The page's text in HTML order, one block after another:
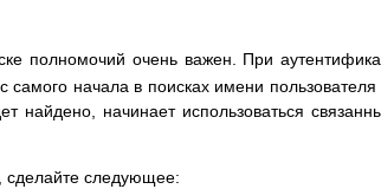
полномочий очень важен. При
самого начала в поисках имени пользователя
найдено, начинает использоваться
сделайте следующее: